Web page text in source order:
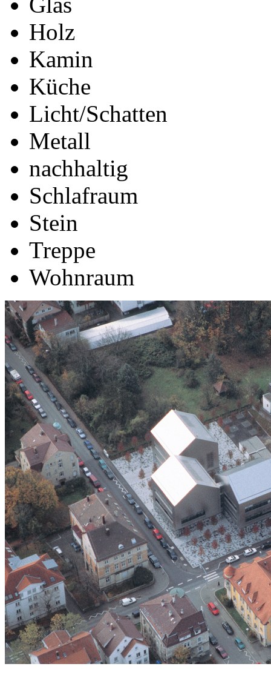
Holz
Kamin
Küche
Licht/Schatten
Metall
nachhaltig
Schlafraum
Stein
Treppe
Wohnraum